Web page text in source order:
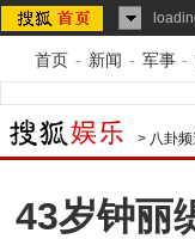
首页 - 新闻 - 军事 -
> 八卦频
43岁钟丽